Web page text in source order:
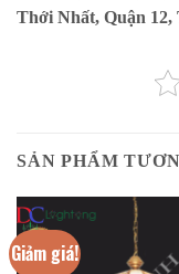
Thới Nhất, Quận
SẢN PHẨM
Giảm giá!